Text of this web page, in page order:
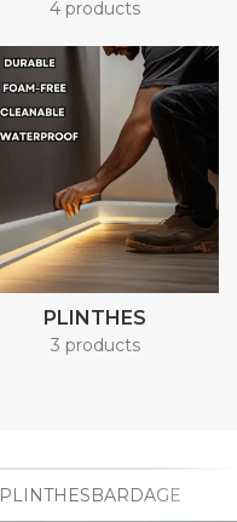
4 products
PLINTHES
3 products
PLINTHESBARDAGE